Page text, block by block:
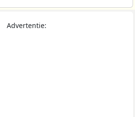
Advertentie: